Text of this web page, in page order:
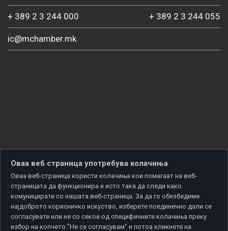
+ 389 2 3 244 000 + 389 2 3 244 055
ic@mchamber.mk
Оваа веб страница употребува колачиња
Оваа веб-страница користи колачиња кои помагаат на веб-
страницата да функционира и исто така да следи како
комуницирате со нашата веб-страница. За да го обезбедиме
најдоброто корисничко искуство, изберете поединечно дали се
согласувате или не со секое од специфичните колачиња преку
избор на копчето "Не се согласувам" и потоа кликнете на